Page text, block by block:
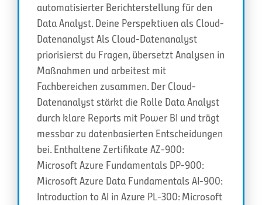
automatisierter Berichterstellung für den
Data Analyst. Deine Perspektiven als Cloud-
Datenanalyst Als Cloud-Datenanalyst
priorisierst du Fragen, übersetzt Analysen in
Maßnahmen und arbeitest mit
Fachbereichen zusammen. Der Cloud-
Datenanalyst stärkt die Rolle Data Analyst
durch klare Reports mit Power BI und trägt
messbar zu datenbasierten Entscheidungen
bei. Enthaltene Zertifikate AZ-900:
Microsoft Azure Fundamentals DP-900:
Microsoft Azure Data Fundamentals AI-900:
Introduction to AI in Azure PL-300: Microsoft